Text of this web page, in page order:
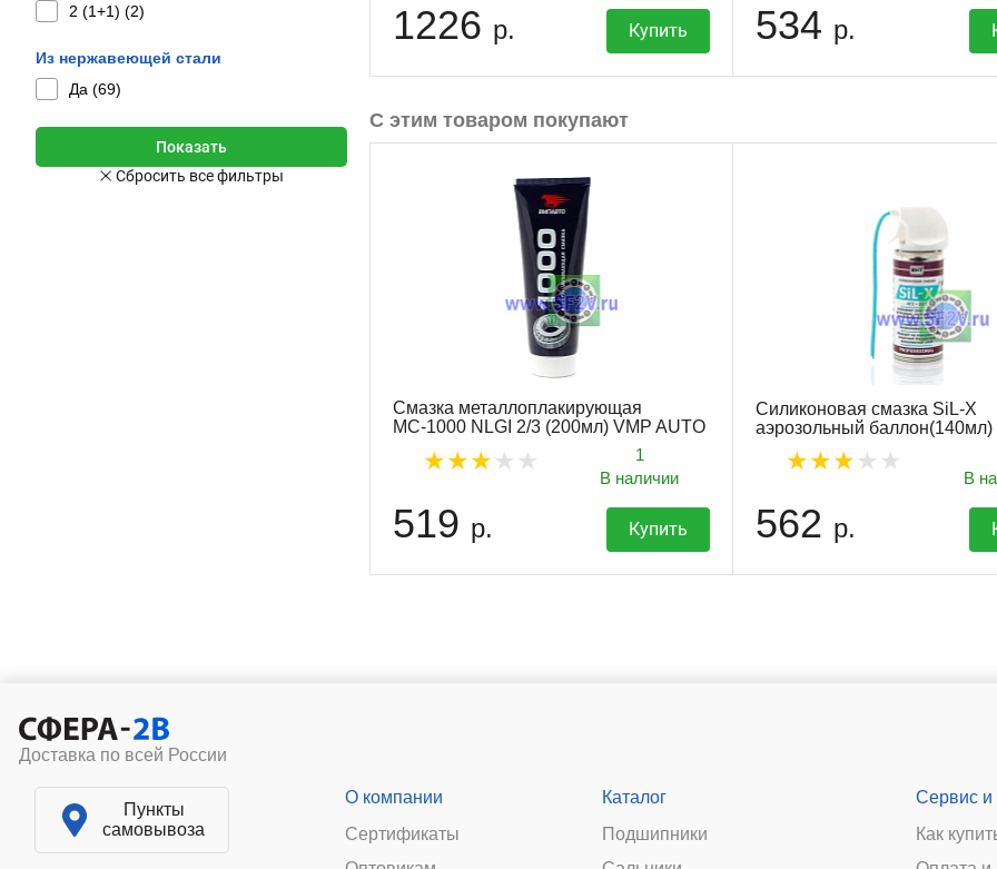
2 (1+1) (2)
Из нержавеющей стали
Да (69)
1226 р. Купить 534 р.
С этим товаром покупают
Смазка металлоплакирующая
МС-1000 NLGI 2/3 (200мл) VMP AUTO
1
В наличии
519 р. Купить
Силиконовая смазка SiL-X
аэрозольный баллон(140мл)
В
562 р.
Доставка по всей России
Пункты
самовывоза
О компании
Сертификаты
Каталог
Подшипники
Сервис и
Как